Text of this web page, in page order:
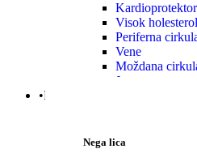
Visok holesterol
Periferna
Vene
Moždana
Jetra
•Nega | Lepota
Nega lica